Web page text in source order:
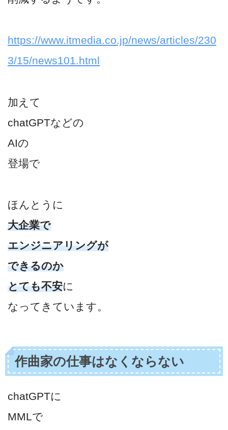
https://www.itmedia.co.jp/news/articles/230
3/15/news101.html
加えて
chatGPTなどの
AIの
登場で
ほんとうに
大企業で
エンジニアリングが
できるのか
とても不安に
なってきています。
作曲家の仕事はなくならない
chatGPTに
MMLで